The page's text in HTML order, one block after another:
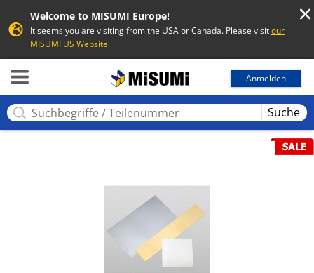
Welcome to MISUMI Europe!
It seems you are visiting from the USA or Canada. Please visitour
MISUMI US Website.
Anmelden
Suche